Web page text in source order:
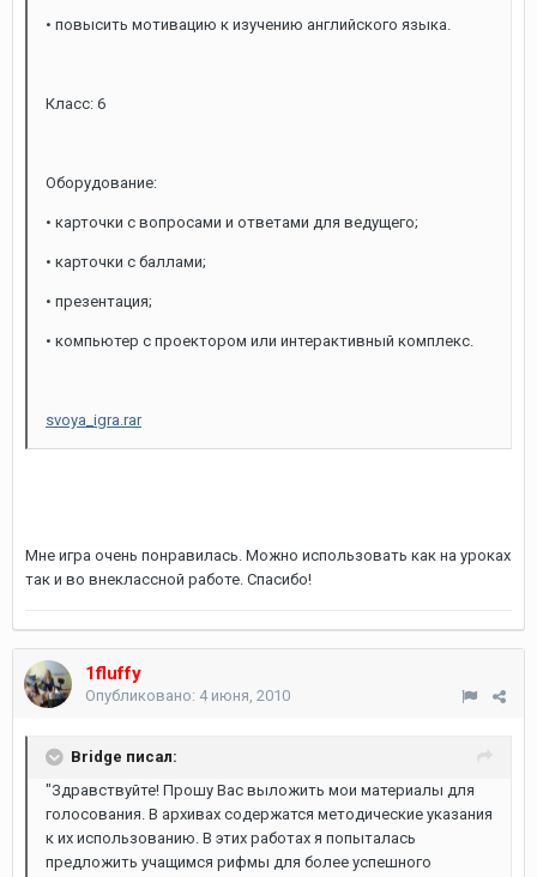
• повысить мотивацию к изучению английского языка.
Класс: 6
Оборудование:
• карточки с вопросами и ответами для ведущего;
• карточки с баллами;
• презентация;
• компьютер с проектором или интерактивный комплекс.
svoya_igra.rar
Мне игра очень понравилась. Можно использовать как на уроках
так и во внеклассной работе. Спасибо!
1fluffy
Опубликовано: 4 июня, 2010
Bridge писал:
"Здравствуйте! Прошу Вас выложить мои материалы для
голосования. В архивах содержатся методические указания
к их использованию. В этих работах я попыталась
предложить учащимся рифмы для более успешного